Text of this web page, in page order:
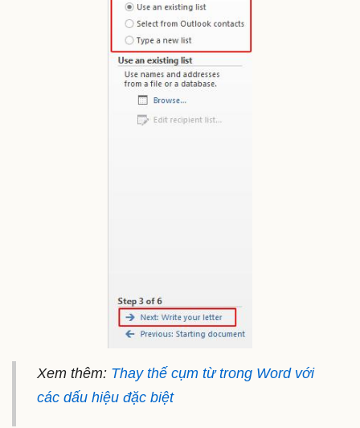
Xem thêm: Thay thế cụm từ trong Word với
các dấu hiệu đặc biệt